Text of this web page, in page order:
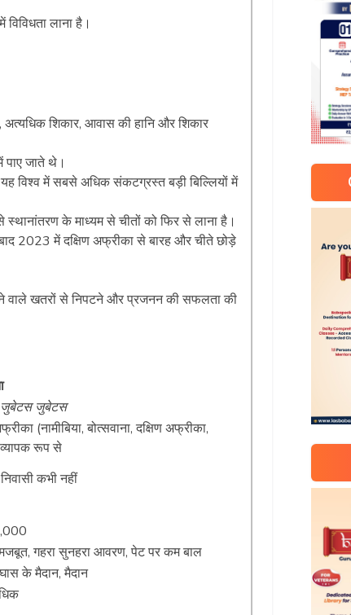
लाना है।
अत्यधिक शिकार, आवास की हानि और शिकार
पाए जाते थे।
विश्व में सबसे अधिक संकटग्रस्त बड़ी बिल्लियों में
स्थानांतरण के माध्यम से चीतों को फिर से लाना है।
2023 में दक्षिण अफ्रीका से बारह और चीते छोड़े
वाले खतरों से निपटने और प्रजनन की सफलता की
जुबेटस जुबेटस
(नामीबिया, बोत्सवाना, दक्षिण अफ्रीका,
रूप से
कभी नहीं
गहरा सुनहरा आवरण, पेट पर कम बाल
के मैदान, मैदान